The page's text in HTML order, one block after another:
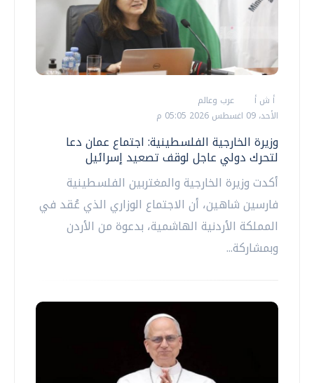
أ ش أ
عرب وعالم
الأحد، 09 اغسطس 2026 05:05 م
وزيرة الخارجية الفلسطينية: اجتماع عمان دعا
لتحرك دولي عاجل لوقف تصعيد إسرائيل
أكدت وزيرة الخارجية والمغتربين الفلسطينية
فارسين شاهين، أن الاجتماع الوزاري الذي عُقد في
المملكة الأردنية الهاشمية، بدعوة من الأردن
وبمشاركة...